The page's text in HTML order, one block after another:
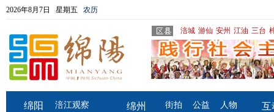
2026年8月7日 星期五 农历
涪城 游仙 安州 江油 三台
绵阳
涪江观察
绵州
街拍 公益
人物
互